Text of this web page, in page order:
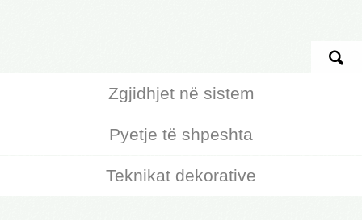
Zgjidhjet në sistem
Pyetje të shpeshta
Teknikat dekorative